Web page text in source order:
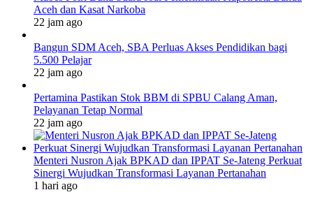
Aceh dan Kasat Narkoba
22 jam ago
Bangun SDM Aceh, SBA Perluas Akses Pendidikan bagi
5.500 Pelajar
22 jam ago
Pertamina Pastikan Stok BBM di SPBU Calang Aman,
Pelayanan Tetap Normal
22 jam ago
Menteri Nusron Ajak BPKAD dan IPPAT Se-Jateng Perkuat
Sinergi Wujudkan Transformasi Layanan Pertanahan
1 hari ago